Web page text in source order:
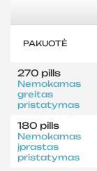
PAKUOTĖ
270 pills
Nemokamas
greitas
pristatymas
180 pills
Nemokamas
įprastas
pristatymas